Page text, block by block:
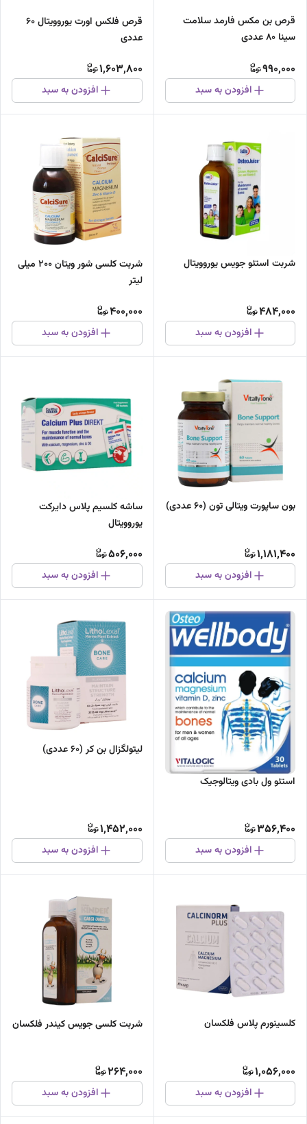
قرص بن مکس فارمد سلامت
سینا 80 عددی
990,000
افزودن به سبد
قرص فلکس اورت یوروویتال ۶۰
عددی
1,603,800
افزودن به سبد
شربت استئو جویس یوروویتال
484,000
افزودن به سبد
شربت کلسی شور ویتان 200 میلی
لیتر
400,000
افزودن به سبد
بون ساپورت ویتالی تون (60 عددی)
1,181,400
افزودن به سبد
ساشه کلسیم پلاس دایرکت
یوروویتال
506,000
افزودن به سبد
استئو ول بادی ویتالوجیک
356,400
افزودن به سبد
لیتولگزال بن کر (60 عددی)
1,452,000
افزودن به سبد
کلسینورم پلاس فلکسان
1,056,000
افزودن به سبد
شربت کلسی جویس کیندر فلکسان
264,000
افزودن به سبد